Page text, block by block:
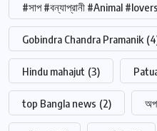
#সাপ #বন্যাপ্রানী #Animal
Gobindra Chandra Pramanik
Hindu mahajut (3)
top Bangla news (2)